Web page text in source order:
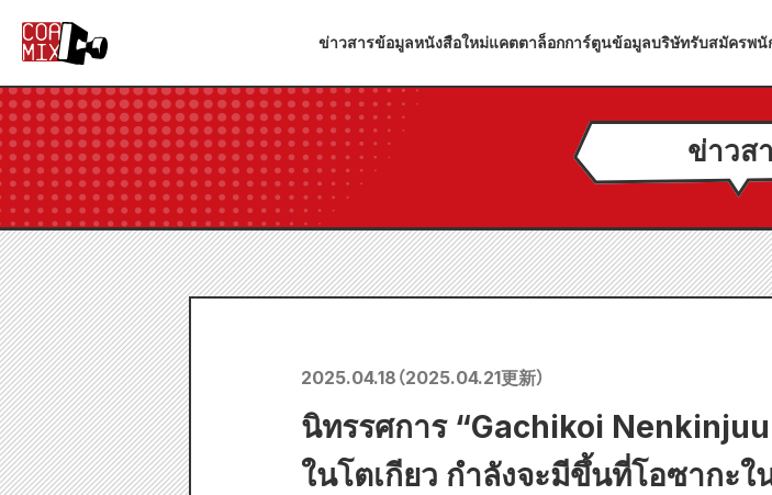
ข่าวสารข้อมูลหนังสือใหม่แคตตาล็อกการ์ตูนข้อมูลบริษัทรับสมัครพนั
ข่าวส
2025.04.18 （2025.04.21更新）
นิทรรศการ “Gachikoi
ในโตเกียว กำลังจะมีขึ้นที่โอซากะ